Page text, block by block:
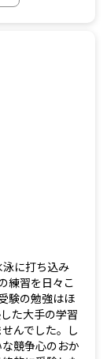
に打ち込み
練習を日々こ
験の勉強はほ
た大手の学習
んでした。し
競争心のおか